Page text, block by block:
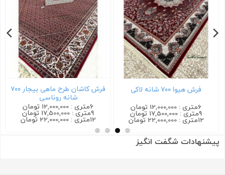
فرش هیوا ۷۰۰ شانه لاکی
6متری : 12,000,000 تومان
9متری : 17,500,000 تومان
12متری : 22,000,000 تومان
فرش کاشان طرح ماهی بیجار ۷۰۰
شانه روناسی
6متری : 12,000,000 تومان
9متری : 17,500,000 تومان
12متری : 22,000,000 تومان
پیشنهادات شگفت انگیز